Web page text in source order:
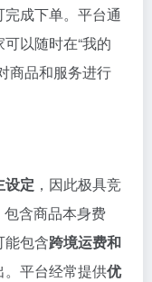
成下单。平台通
以随时在“我的
商品和服务进行
设定 ，因此极具竞
含商品本身费
能包含跨境运费和
平台经常提供优